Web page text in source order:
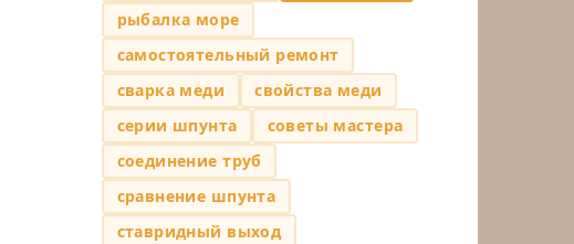
рыбалка море
самостоятельный ремонт
сварка меди
свойства меди
серии шпунта
советы мастера
соединение труб
сравнение шпунта
ставридный выход